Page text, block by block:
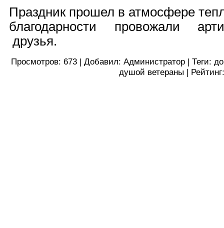
Праздник прошел в атмосфере
благодарности провожали
друзья.
Просмотров: 673 | Добавил: Администратор | Теги:
душой ветераны | Рейтинг